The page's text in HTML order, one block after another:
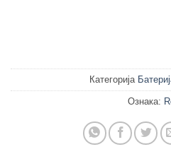
Категорија
Ознака: